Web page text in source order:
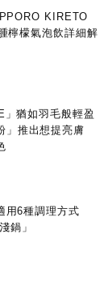
KIRETO
檸檬氣泡飲詳細解
」猶如羽毛般輕盈
」推出想提亮膚
用6種調理方式
鍋」